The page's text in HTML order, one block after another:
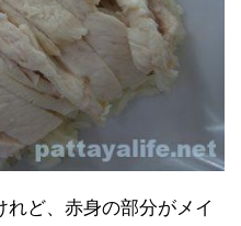
ど、赤身の部分がメイ